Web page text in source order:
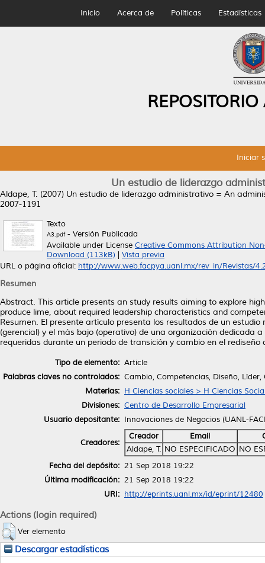
Inicio Acerca de Políticas Estadísticas
Iniciar
Un estudio de liderazgo
Aldape, T. (2007) Un estudio de liderazgo administrativo = An
2007-1191
Texto
A3.pdf- Versión Publicada
Available under License Creative Commons Attribution
Download (113kB)
Vista previa
URL o página oficial: http://www.web.facpya.uanl.mx/rev_in/Revistas/
Resumen
Abstract. This article presents an study results aiming to explore
produce lime, about required leadership characteristics and
Resumen. El presente artículo presenta los resultados de un
(gerencial) y el más bajo (operativo) de una organización dedicada
requeridas durante un periodo de transición y cambio en el rediseño
Tipo de elemento: Article
Palabras claves no controlados: Cambio, Competencias, Diseño,
Materias: H Ciencias sociales > H Ciencias
Divisiones: Centro de Desarrollo Empresarial
Usuario depositante: Innovaciones de Negocios (UANL-
Creadores:
Creador Email
Aldape, T. NO ESPECIFICADO NO
Fecha del depósito: 21 Sep 2018 19:22
Última modificación: 21 Sep 2018 19:22
URI: http://eprints.uanl.mx/id/eprint/12480
Actions (login required)
Ver elemento
Descargar estadísticas